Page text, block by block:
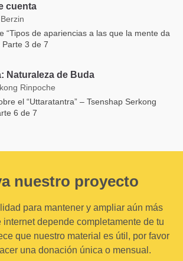
cuenta
“Tipos de apariencias a las que la mente da
Parte 3 de 7
Naturaleza de Buda
Rinpoche
el “Uttaratantra” – Tsenshap Serkong
6 de 7
nuestro proyecto
para mantener y ampliar aún más
internet depende completamente de tu
que nuestro material es útil, por favor
una donación única o mensual.